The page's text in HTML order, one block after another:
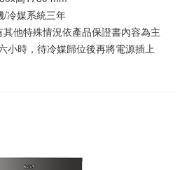
冷媒系統三年
他特殊情況依產品保證書內容為主
小時，待冷媒歸位後再將電源插上